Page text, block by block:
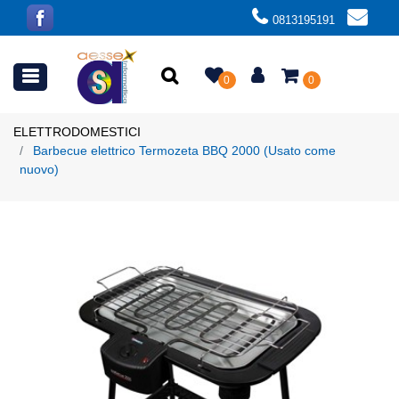
0813195191
Open menu 0 0
ELETTRODOMESTICI
Barbecue elettrico Termozeta BBQ 2000 (Usato come
nuovo)